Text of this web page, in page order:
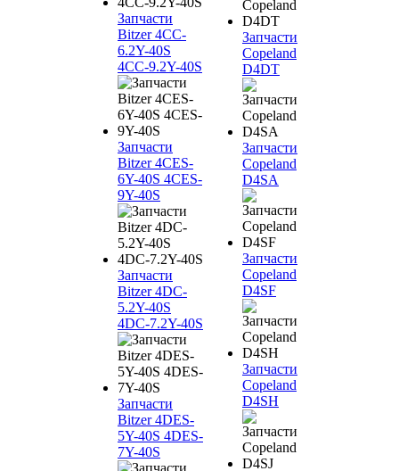
Запчасти
Bitzer 4CC-
6.2Y-40S
4CC-9.2Y-40S
Запчасти
Bitzer 4CES-
6Y-40S 4CES-
9Y-40S
Запчасти
Bitzer 4DC-
5.2Y-40S
4DC-7.2Y-40S
Запчасти
Bitzer 4DES-
5Y-40S 4DES-
7Y-40S
Запчасти
Copeland
D4DT
Запчасти
Copeland
D4SA
Запчасти
Copeland
D4SF
Запчасти
Copeland
D4SH